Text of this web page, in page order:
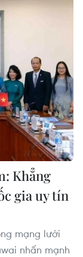
Khẳng
gia uy tín
mạng lưới
nhấn mạnh